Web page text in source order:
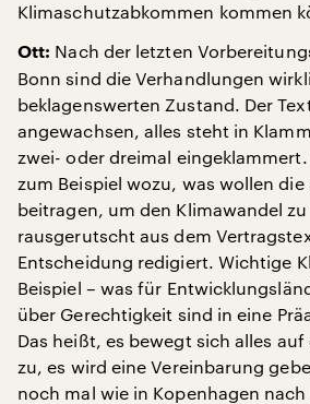
Klimaschutzabkommen kommen
Ott: Nach der letzten
Bonn sind die Verhandlungen
beklagenswerten Zustand. Der
angewachsen, alles steht in
zwei- oder dreimal
zum Beispiel wozu, was wollen
beitragen, um den Klimawandel
rausgerutscht aus dem
Entscheidung redigiert. Wichtige
Beispiel – was für
über Gerechtigkeit sind in eine
Das heißt, es bewegt sich alles
zu, es wird eine Vereinbarung
noch mal wie in Kopenhagen